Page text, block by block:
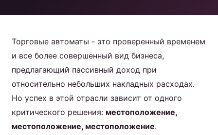
Свяжитесь с нами
Russian
English
Spanish
Торговые автоматы - это проверенный временем
и все более совершенный вид бизнеса,
предлагающий пассивный доход при
относительно небольших накладных расходах.
Но успех в этой отрасли зависит от одного
критического решения: местоположение,
местоположение, местоположение.